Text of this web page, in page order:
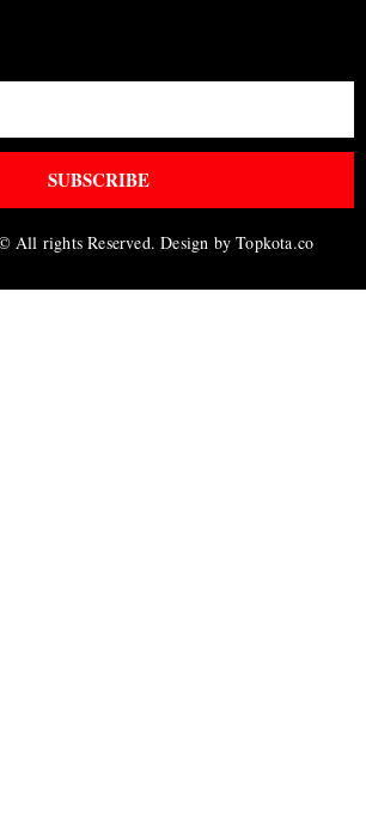
SUBSCRIBE
All rights Reserved. Design by Topkota.co